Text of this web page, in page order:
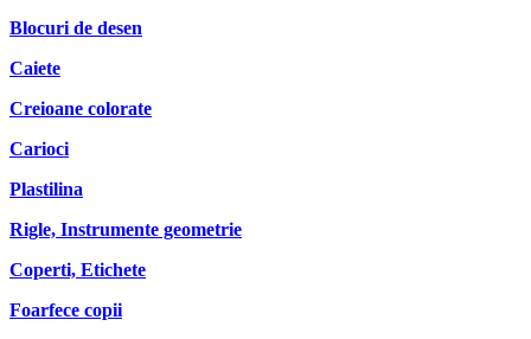
Blocuri de desen
Caiete
Creioane colorate
Carioci
Plastilina
Rigle, Instrumente geometrie
Coperti, Etichete
Foarfece copii